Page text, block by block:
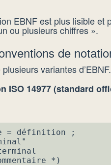
EBNF est plus lisible et
ou plusieurs chiffres ».
de
plusieurs variantes
ISO 14977 (standard
= définition ;
*)